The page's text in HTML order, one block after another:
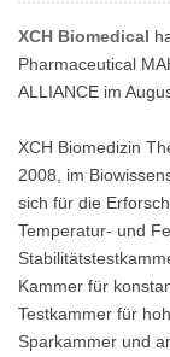
XCH Biomedical
Pharmaceutical
ALLIANCE im
XCH Biomedizin
2008, im
sich für die
Temperatur- und
Kammer für
Testkammer für
Sparkammer und